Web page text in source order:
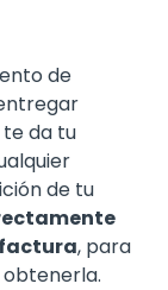
de
entregar
te da tu
de tu
factura, para